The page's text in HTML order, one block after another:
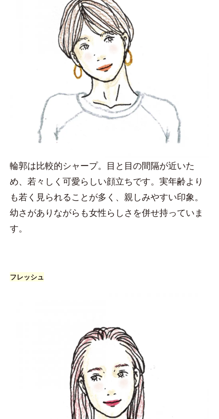
輪郭は比較的シャープ。目と目の間隔が近いた
め、若々しく可愛らしい顔立ちです。実年齢より
も若く見られることが多く、親しみやすい印象。
幼さがありながらも女性らしさを併せ持っていま
す。
フレッシュ